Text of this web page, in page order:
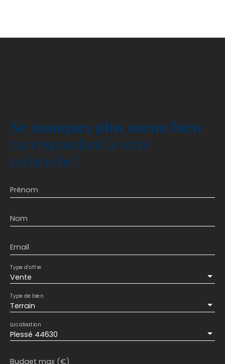
Ne manquez plus aucun bien
correspondant à votre
recherche !
Prénom
Nom
Email
Vente
Type d'offre
Terrain
Type de bien
Plessé 44630
Localisation
Budget max (€)